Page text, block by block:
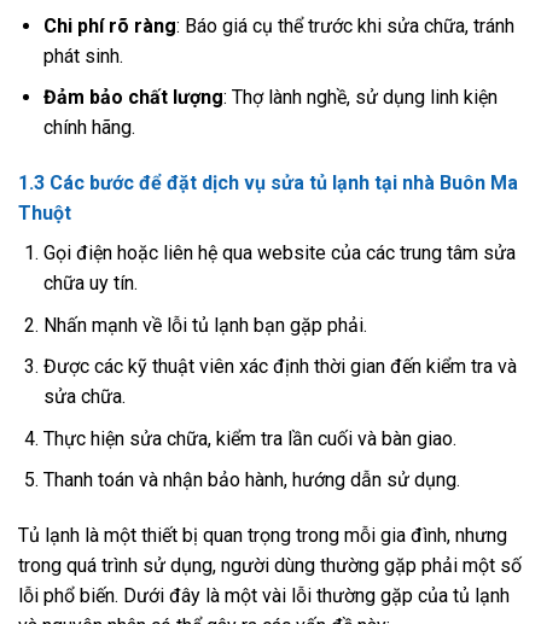
Chi phí rõ ràng: Báo giá cụ thể trước khi sửa chữa, tránh
phát sinh.
Đảm bảo chất lượng: Thợ lành nghề, sử dụng linh kiện
chính hãng.
1.3 Các bước để đặt dịch vụ sửa tủ lạnh tại nhà Buôn Ma
Thuột
Gọi điện hoặc liên hệ qua website của các trung tâm sửa
chữa uy tín.
Nhấn mạnh về lỗi tủ lạnh bạn gặp phải.
Được các kỹ thuật viên xác định thời gian đến kiểm tra và
sửa chữa.
Thực hiện sửa chữa, kiểm tra lần cuối và bàn giao.
Thanh toán và nhận bảo hành, hướng dẫn sử dụng.
Tủ lạnh là một thiết bị quan trọng trong mỗi gia đình, nhưng
trong quá trình sử dụng, người dùng thường gặp phải một số
lỗi phổ biến. Dưới đây là một vài lỗi thường gặp của tủ lạnh